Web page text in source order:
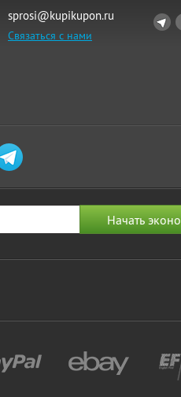
sprosi@kupikupon.ru
Связаться с нами